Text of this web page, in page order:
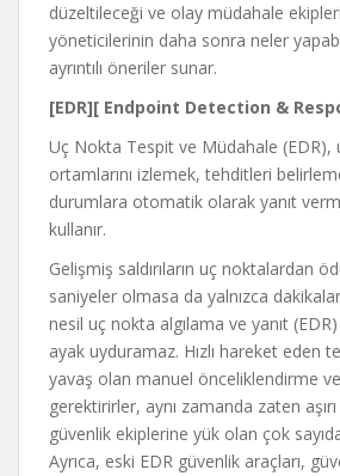
düzeltileceği ve olay müdahale
yöneticilerinin daha sonra neler
ayrıntılı öneriler sunar.
[EDR][ Endpoint Detection &
Uç Nokta Tespit ve Müdahale (EDR),
ortamlarını izlemek, tehditleri
durumlara otomatik olarak yanıt
kullanır.
Gelişmiş saldırıların uç noktalardan
saniyeler olmasa da yalnızca
nesil uç nokta algılama ve yanıt
ayak uyduramaz. Hızlı hareket eden
yavaş olan manuel önceliklendirme
gerektirirler, aynı zamanda zaten
güvenlik ekiplerine yük olan çok
Ayrıca, eski EDR güvenlik araçları,